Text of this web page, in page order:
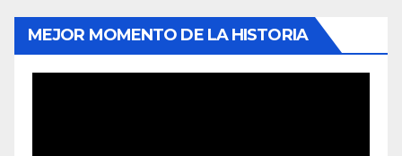
MEJOR MOMENTO DE LA HISTORIA